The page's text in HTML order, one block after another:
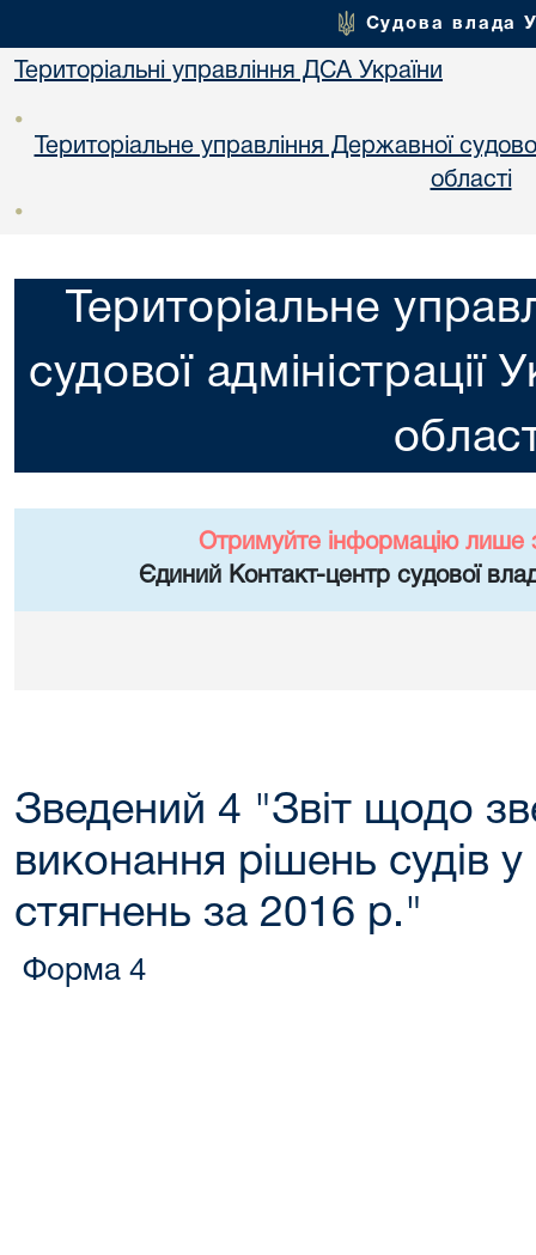
Судова влада
Територіальні управління ДСА України
•
Територіальне управління Державної
областi
•
Територіальне
судової адміністрації
Отримуйте інформацію лише
Єдиний Контакт-центр судової
Зведений 4 "Звіт щодо
виконання рішень судів
стягнень за 2016 р."
Форма 4